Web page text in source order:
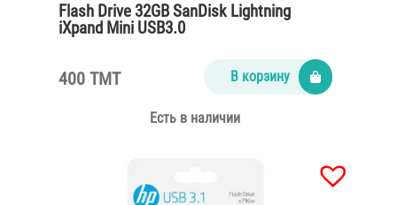
Flash Drive 32GB SanDisk Lightning
iXpand Mini USB3.0
400 TMT В корзину
Есть в наличии